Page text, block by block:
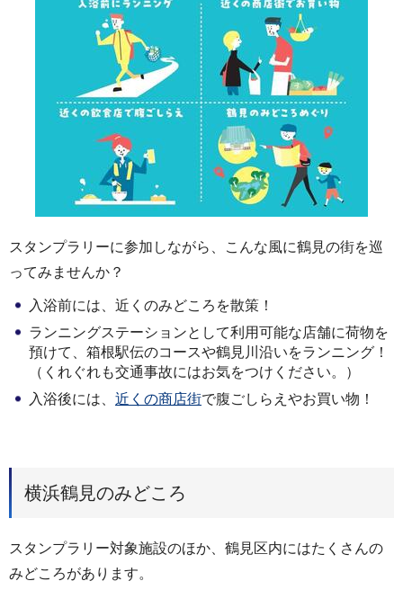
スタンプラリーに参加しながら、こんな風に鶴見の街を巡
ってみませんか？
入浴前には、近くのみどころを散策！
ランニングステーションとして利用可能な店舗に荷物を
預けて、箱根駅伝のコースや鶴見川沿いをランニング！
（くれぐれも交通事故にはお気をつけください。）
入浴後には、 近くの商店街で腹ごしらえやお買い物！
横浜鶴見のみどころ
スタンプラリー対象施設のほか、鶴見区内にはたくさんの
みどころがあります。